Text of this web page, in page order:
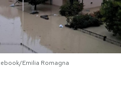
Emilia Romagna